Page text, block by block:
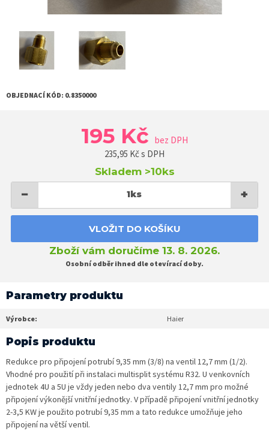
OBJEDNACÍ KÓD: 0.8350000
195 Kč bez DPH
235,95 Kč s DPH
Skladem >10ks
− 1ks +
VLOŽIT DO KOŠÍKU
Zboží vám doručíme 13. 8. 2026.
Osobní odběr ihned dle otevírací doby.
Parametry produktu
Výrobce: Haier
Popis produktu
Redukce pro připojení potrubí 9,35 mm (3/8) na ventil 12,7 mm (1/2).
Vhodné pro použití při instalaci multisplit systému R32. U venkovních
jednotek 4U a 5U je vždy jeden nebo dva ventily 12,7 mm pro možné
připojení výkonější vnitřní jednotky. V případě připojení vnitřní jednotky
2-3,5 KW je použito potrubí 9,35 mm a tato redukce umožňuje jeho
připojení na větší ventil.